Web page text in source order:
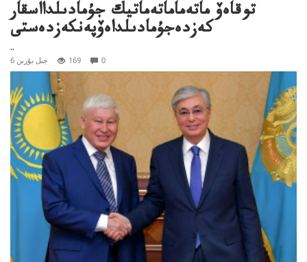
توقاەۆ ماتەماماتەماتيك جۇمادىلدااسقار
كەزدەجۇمادىلداەۆپەنكەزدەستى
..
6 جىل بۇرىن 169 0